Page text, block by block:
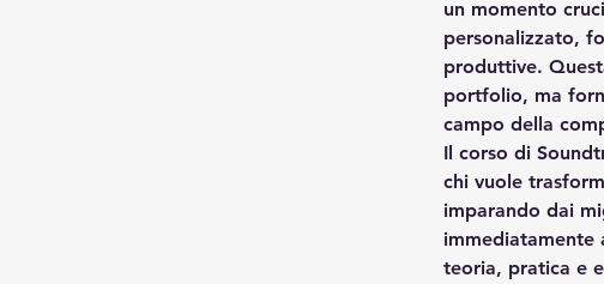
un momento
personalizzato,
produttive.
portfolio, ma
campo della
Il corso di
chi vuole
imparando dai
immediatamente
teoria, pratica e